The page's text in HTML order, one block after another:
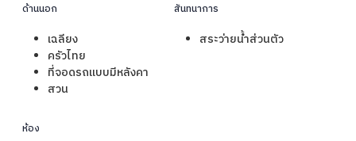
ด้านนอก
เฉลียง
ครัวไทย
ที่จอดรถแบบมีหลังคา
สวน
สันทนาการ
สระว่ายน้ำส่วนตัว
ห้อง